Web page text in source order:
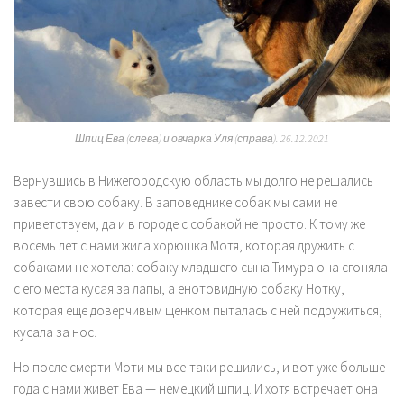
Шпиц Ева (слева) и овчарка Уля (справа). 26.12.2021
Вернувшись в Нижегородскую область мы долго не решались
завести свою собаку. В заповеднике собак мы сами не
приветствуем, да и в городе с собакой не просто. К тому же
восемь лет с нами жила хорюшка Мотя, которая дружить с
собаками не хотела: собаку младшего сына Тимура она сгоняла
с его места кусая за лапы, а енотовидную собаку Нотку,
которая еще доверчивым щенком пыталась с ней подружиться,
кусала за нос.
Но после смерти Моти мы все-таки решились, и вот уже больше
года с нами живет Ева — немецкий шпиц. И хотя встречает она